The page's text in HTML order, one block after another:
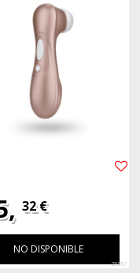
32 €
NO DISPONIBLE
28697